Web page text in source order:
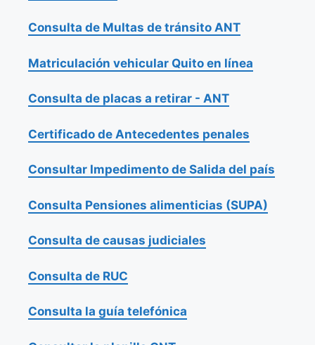
Consulta de Multas de tránsito ANT
Matriculación vehicular Quito en línea
Consulta de placas a retirar - ANT
Certificado de Antecedentes penales
Consultar Impedimento de Salida del país
Consulta Pensiones alimenticias (SUPA)
Consulta de causas judiciales
Consulta de RUC
Consulta la guía telefónica